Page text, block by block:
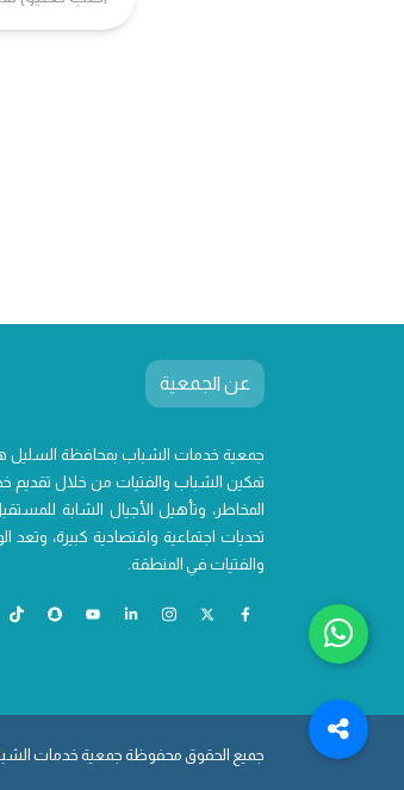
عن الجمعية
جمعية خدمات الشباب بمحافظة
تمكين الشباب والفتيات من خلال
المخاطر، وتأهيل الأجيال الشابة
تحديات اجتماعية واقتصادية كبيرة،
والفتيات في المنطقة.
جميع الحقوق محفوظة جمعية خدمات الشباب